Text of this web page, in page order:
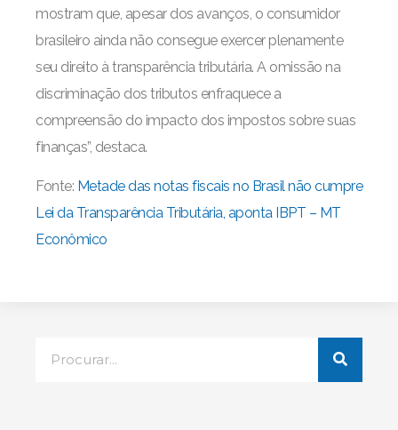
mostram que, apesar dos avanços, o consumidor
brasileiro ainda não consegue exercer plenamente
seu direito à transparência tributária. A omissão na
discriminação dos tributos enfraquece a
compreensão do impacto dos impostos sobre suas
finanças”, destaca.
Fonte: Metade das notas fiscais no Brasil não cumpre
Lei da Transparência Tributária, aponta IBPT – MT
Econômico